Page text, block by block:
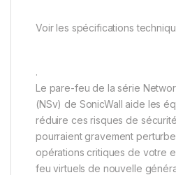
Voir les spécifications
.
Le pare-feu de la série
(NSv) de SonicWall aide les
réduire ces risques de
pourraient gravement
opérations critiques de votre
feu virtuels de nouvelle